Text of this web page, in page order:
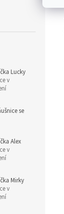
Lucky
v
se
Alex
v
Mirky
v